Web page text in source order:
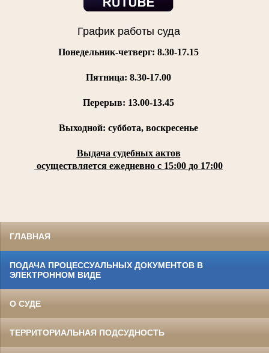
График работы суда
Понедельник-четверг: 8.30-17.15
Пятница: 8.30-17.00
Перерыв: 13.00-13.45
Выходной: суббота, воскресенье
Выдача судебных актов
осуществляется ежедневно с 15:00 до 17:00
ГЛАВНАЯ
ПОДАЧА ПРОЦЕССУАЛЬНЫХ ДОКУМЕНТОВ В
ЭЛЕКТРОННОМ ВИДЕ
О СУДЕ
ТЕРРИТОРИАЛЬНАЯ ПОДСУДНОСТЬ